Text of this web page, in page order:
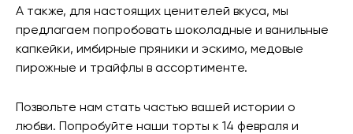
А также, для настоящих ценителей вкуса, мы
предлагаем попробовать шоколадные и ванильные
капкейки, имбирные пряники и эскимо, медовые
пирожные и трайфлы в ассортименте.
Позвольте нам стать частью вашей истории о
любви. Попробуйте наши торты к 14 февраля и